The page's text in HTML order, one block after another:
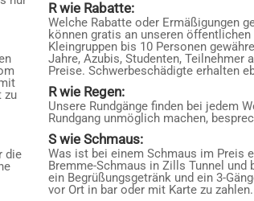
zu
die
R wie Rabatte:
Welche Rabatte oder Ermäßigungen
können gratis an unseren öffentlichen
Kleingruppen bis 10 Personen
Jahre, Azubis, Studenten, Teilnehmer
Preise. Schwerbeschädigte erhalten
R wie Regen:
Unsere Rundgänge finden bei jedem
Rundgang unmöglich machen,
S wie Schmaus:
Was ist bei einem Schmaus im Preis
Bremme-Schmaus in Zills Tunnel und
ein Begrüßungsgetränk und ein 3-
vor Ort in bar oder mit Karte zu zahlen.